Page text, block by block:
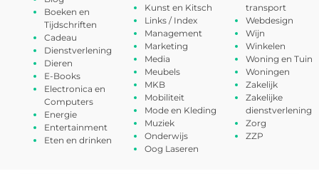
Boeken en
Tijdschriften
Cadeau
Dienstverlening
Dieren
E-Books
Electronica en
Computers
Energie
Entertainment
Eten en drinken
Kunst en Kitsch
Links / Index
Management
Marketing
Media
Meubels
MKB
Mobiliteit
Mode en Kleding
Muziek
Onderwijs
Oog Laseren
transport
Webdesign
Wijn
Winkelen
Woning en Tuin
Woningen
Zakelijk
Zakelijke
dienstverlening
Zorg
ZZP